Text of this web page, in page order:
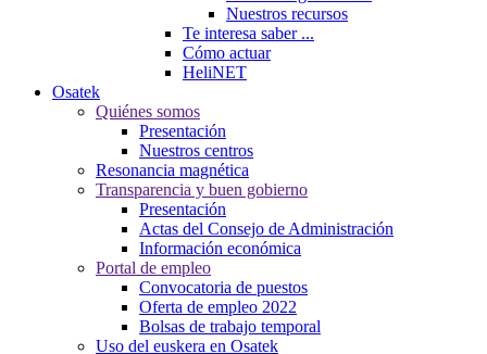
Nuestros recursos
Te interesa saber ...
Cómo actuar
HeliNET
Osatek
Quiénes somos
Presentación
Nuestros centros
Resonancia magnética
Transparencia y buen gobierno
Presentación
Actas del Consejo de Administración
Información económica
Portal de empleo
Convocatoria de puestos
Oferta de empleo 2022
Bolsas de trabajo temporal
Uso del euskera en Osatek